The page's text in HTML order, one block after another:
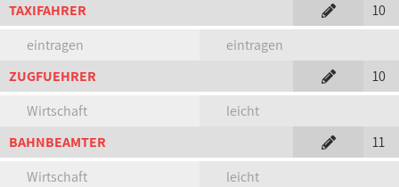
TAXIFAHRER
10
eintragen
eintragen
ZUGFUEHRER
10
Wirtschaft
leicht
BAHNBEAMTER
11
Wirtschaft
leicht